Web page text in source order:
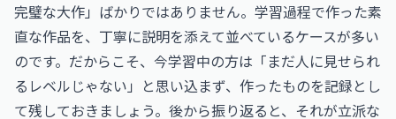
完璧な大作」ばかりではありません。学習過程で作った素
直な作品を、丁寧に説明を添えて並べているケースが多い
のです。だからこそ、今学習中の方は「まだ人に見せられ
るレベルじゃない」と思い込まず、作ったものを記録とし
て残しておきましょう。後から振り返ると、それが立派な